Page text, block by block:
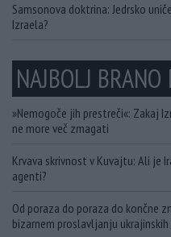
Samsonova doktrina: Jedrsko
Izraela?
NAJBOLJ BRANO
»Nemogoče jih prestreči«: Zakaj
ne more več zmagati
Krvava skrivnost v Kuvajtu: Ali je
agenti?
Od poraza do poraza do končne
bizarnem proslavljanju